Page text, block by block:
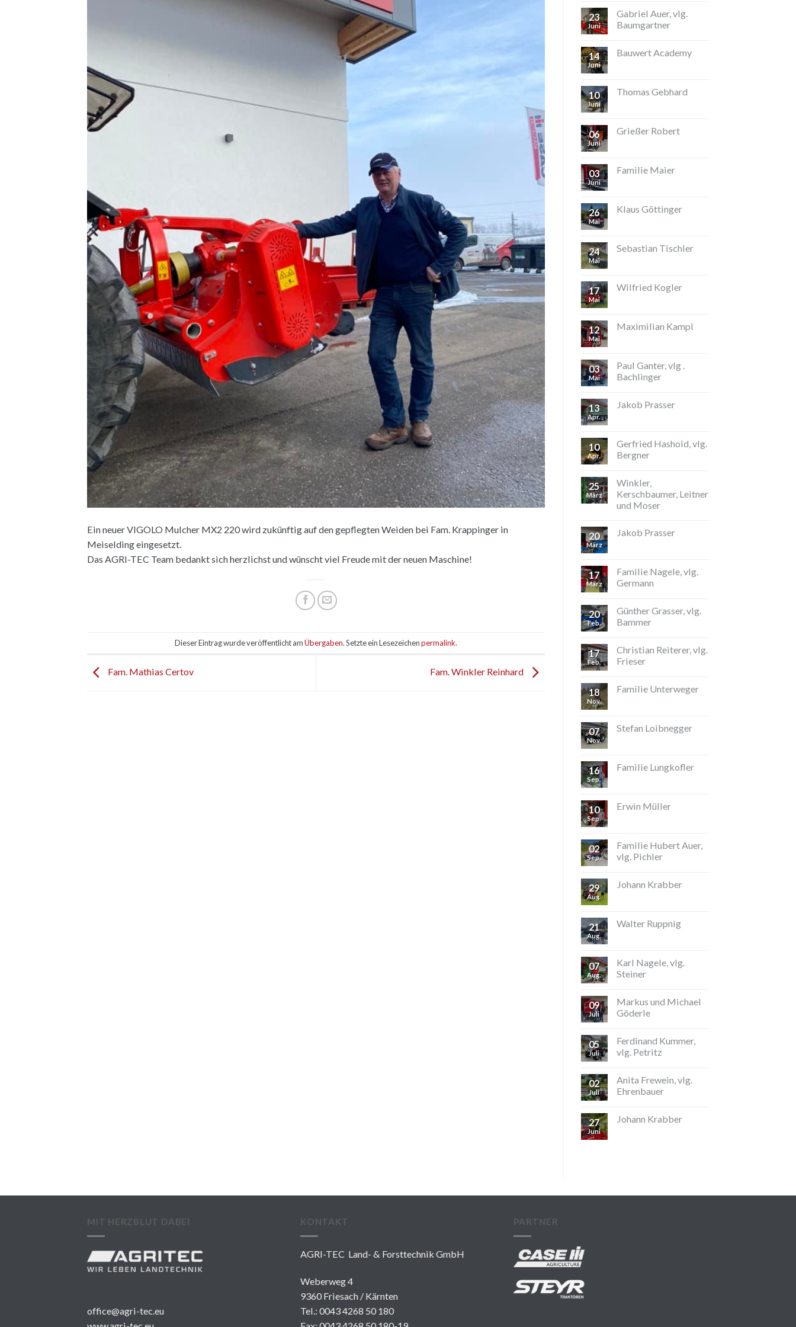
Ein neuer VIGOLO Mulcher MX2 220 wird zukünftig auf den gepflegten Weiden bei Fam. Krappinger in
Meiselding eingesetzt.
Das AGRI-TEC Team bedankt sich herzlichst und wünscht viel Freude mit der neuen Maschine!
Dieser Eintrag wurde veröffentlicht amÜbergaben. Setzte ein Lesezeichenpermalink.
Fam. Mathias Certov Fam. Winkler Reinhard
23
Juni
Gabriel Auer, vlg.
Baumgartner
14
Juni
Bauwert Academy
10
Juni
Thomas Gebhard
06
Juni
Grießer Robert
03
Juni
Familie Maier
26
Mai
Klaus Göttinger
24
Mai
Sebastian Tischler
17
Mai
Wilfried Kogler
12
Mai
Maximilian Kampl
03
Mai
Paul Ganter, vlg .
Bachlinger
13
Apr.
Jakob Prasser
10
Apr.
Gerfried Hashold, vlg.
Bergner
25
März
Winkler,
Kerschbaumer, Leitner
und Moser
20
März
Jakob Prasser
17
März
Familie Nagele, vlg.
Germann
20
Feb.
Günther Grasser, vlg.
Bammer
17
Feb.
Christian Reiterer, vlg.
Frieser
18
Nov.
Familie Unterweger
07
Nov.
Stefan Loibnegger
16
Sep.
Familie Lungkofler
10
Sep.
Erwin Müller
02
Sep.
Familie Hubert Auer,
vlg. Pichler
29
Aug.
Johann Krabber
21
Aug.
Walter Ruppnig
07
Aug.
Karl Nagele, vlg.
Steiner
09
Juli
Markus und Michael
Göderle
05
Juli
Ferdinand Kummer,
vlg. Petritz
02
Juli
Anita Frewein, vlg.
Ehrenbauer
27
Juni
Johann Krabber
MIT HERZBLUT DABEI
office@agri-tec.eu
KONTAKT
AGRI-TEC Land- & Forsttechnik GmbH
Weberweg 4
9360 Friesach / Kärnten
Tel.: 0043 4268 50 180
PARTNER